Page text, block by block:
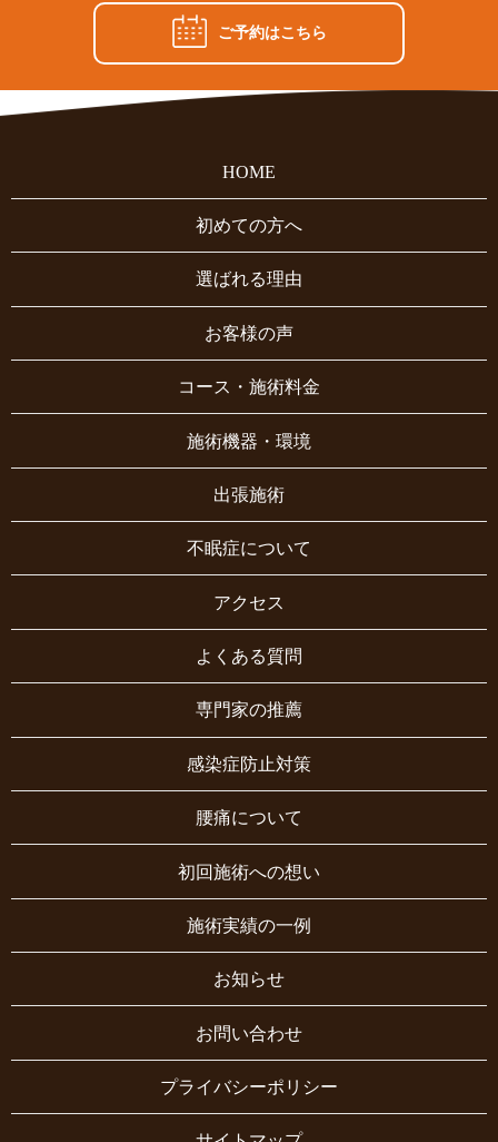
ご予約はこちら
HOME
初めての方へ
選ばれる理由
お客様の声
コース・施術料金
施術機器・環境
出張施術
不眠症について
アクセス
よくある質問
専門家の推薦
感染症防止対策
腰痛について
初回施術への想い
施術実績の一例
お知らせ
お問い合わせ
プライバシーポリシー